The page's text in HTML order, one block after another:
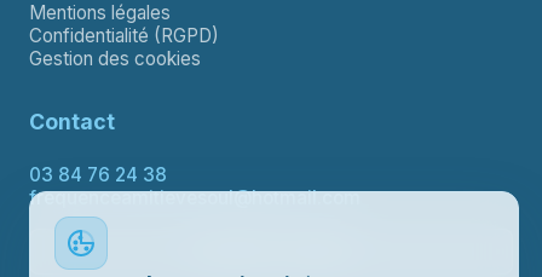
Mentions légales
Confidentialité (RGPD)
Gestion des cookies
Contact
03 84 76 24 38
frequenceamitievesoul@hotmail.com